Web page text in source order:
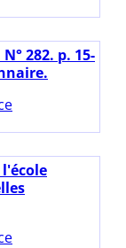
282. p. 15-